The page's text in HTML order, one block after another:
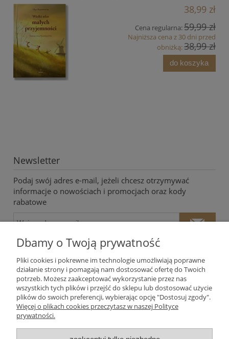
38,99 zł
Cena regularna:59,99 zł
Najniższa cena z 30 dni przed
obniżką:38,99 zł
do koszyka
Newsletter
Podaj swój adres e-mail, jeżeli chcesz otrzymywać
informacje o nowościach i promocjach oraz kody
rabatowe
Twoje dane będą przetwarzane zgodnie z nasząpolityką
prywatności
Moje konto
Dbamy o Twoją prywatność
Pliki cookies i pokrewne im technologie umożliwiają poprawne
działanie strony i pomagają nam dostosować ofertę do Twoich
potrzeb. Możesz zaakceptować wykorzystanie przez nas
wszystkich tych plików i przejść do sklepu lub dostosować użycie
plików do swoich preferencji, wybierając opcję "Dostosuj zgody".
Więcej o plikach cookies przeczytasz w naszej Polityce
prywatności.